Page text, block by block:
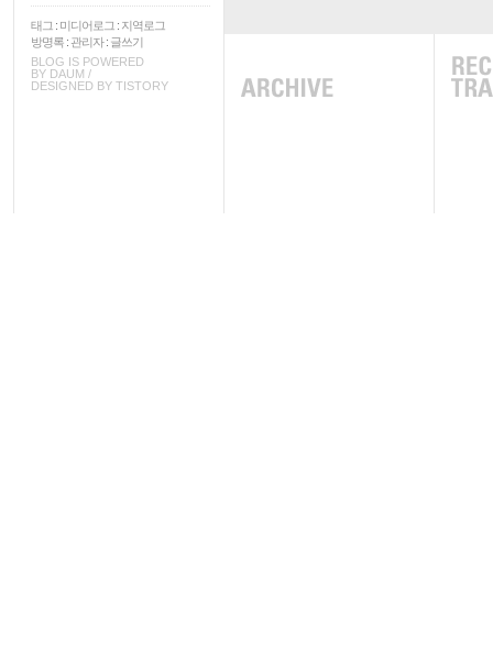
태그 : 미디어로그 : 지역로그
방명록 : 관리자: 글쓰기
BLOG IS POWERED
BY DAUM /
DESIGNED BY TISTORY